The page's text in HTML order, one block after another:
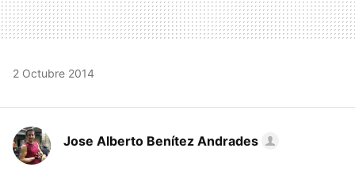
2 Octubre 2014
Jose Alberto Benítez Andrades